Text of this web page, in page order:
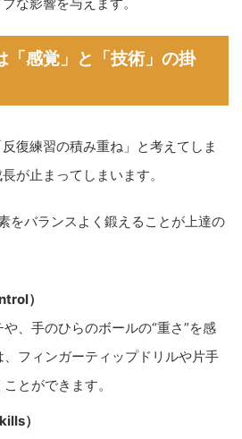
「感覚」と「技術」の掛
復練習の積み重ね」と考えてしま
が止まってしまいます。
をバランスよく鍛えることが上達の
）
、手のひらのボールの“重さ”を感
、フィンガーティップドリルや片手
とができます。
）